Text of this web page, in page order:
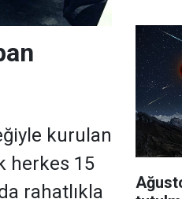
kurulan
herkes 15
rahatlıkla